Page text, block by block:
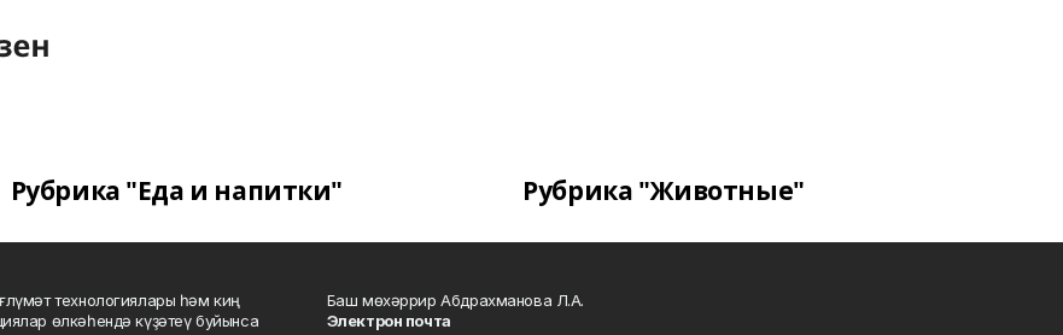
Рубрика "Еда и напитки" Рубрика "Животные"
технологиялары һәм киң
өлкәһендә күҙәтеү буйынса
Баш мөхәррир Абдрахманова Л.А.
Электрон почта